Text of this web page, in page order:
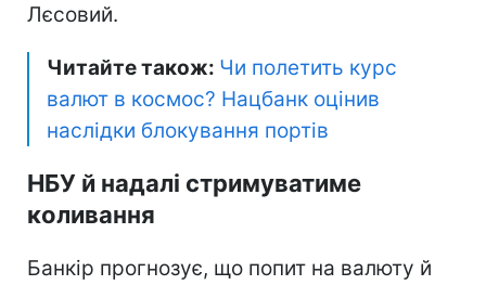
Лєсовий.
Читайте також: Чи полетить курс
валют в космос? Нацбанк оцінив
наслідки блокування портів
НБУ й надалі стримуватиме
коливання
Банкір прогнозує, що попит на валюту й